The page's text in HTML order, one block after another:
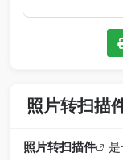
照片转扫描
照片转扫描件